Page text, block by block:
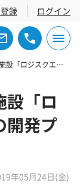
録 ログイン
マルチテナント型物流施設「ロジスクエア大阪交野」の開発プロジェクト概要決定
設「ロ
開発プ
年05月24日(金)